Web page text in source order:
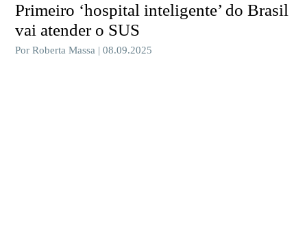
Primeiro ‘hospital inteligente’ do Brasil
vai atender o SUS
Por Roberta Massa | 08.09.2025